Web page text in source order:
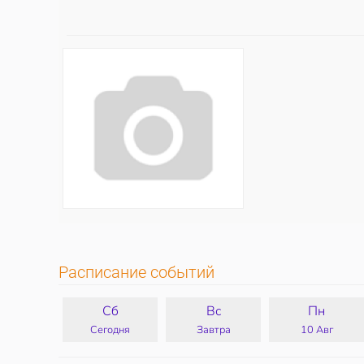
Расписание событий
Сб
Сегодня
Вс
Завтра
Пн
10 Авг